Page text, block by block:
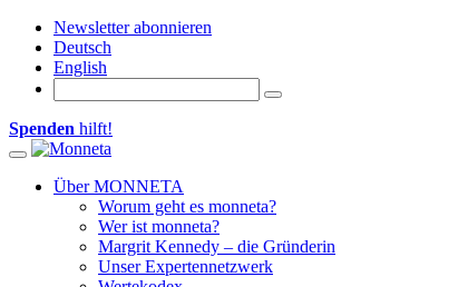
Newsletter abonnieren
Deutsch
English
Spenden hilft!
Toggle
navigationÜber MONNETA
Worum geht es monneta?
Wer ist monneta?
Margrit Kennedy – die Gründerin
Unser Expertennetzwerk